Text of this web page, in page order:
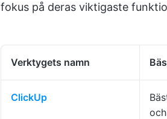
fokus på deras viktigaste
Verktygets namn
ClickUp